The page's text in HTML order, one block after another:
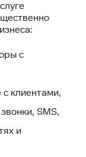
с
клиентами,
SMS,
и